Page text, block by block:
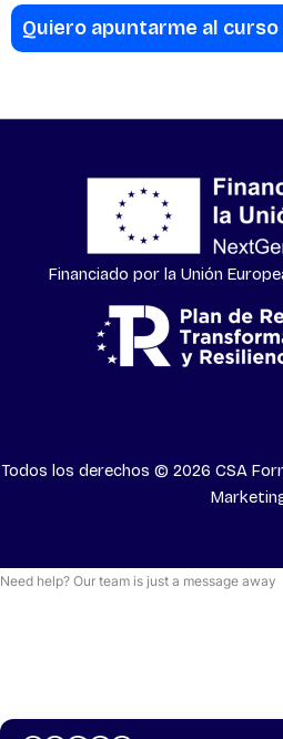
Quiero apuntarme al curso
Financiado por la Unión
Todos los derechos © 2026 CSA
Need help? Our team is just a message away